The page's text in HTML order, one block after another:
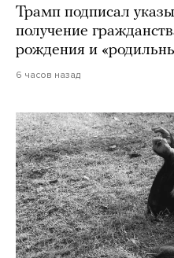
Трамп подписал
получение
рождения и
6 часов назад